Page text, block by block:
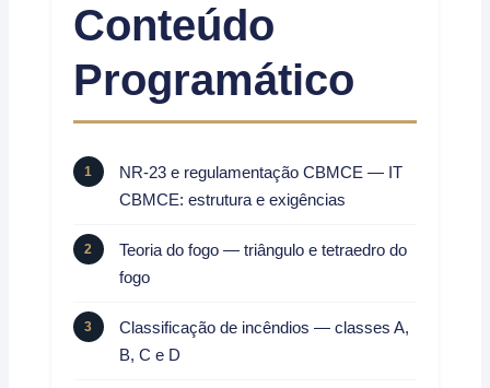
Conteúdo
Programático
NR-23 e regulamentação CBMCE — IT
CBMCE: estrutura e exigências
Teoria do fogo — triângulo e tetraedro do
fogo
Classificação de incêndios — classes A,
B, C e D